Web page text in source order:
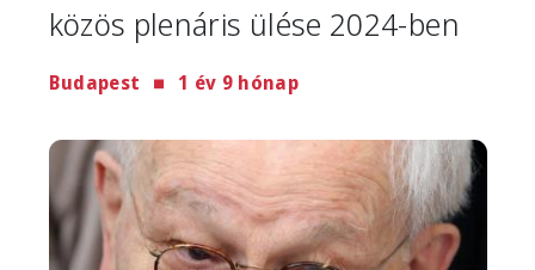
közös plenáris ülése 2024-ben
Budapest 1 év 9 hónap
Image